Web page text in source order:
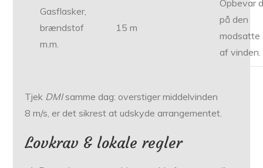
Gasflasker,
brændstof
m.m.
15 m
Opbevar
på den
modsatte
af vinden.
Tjek DMIsamme dag: overstiger middelvinden
8 m/s, er det sikrest at udskyde arrangementet.
Lovkrav & lokale regler